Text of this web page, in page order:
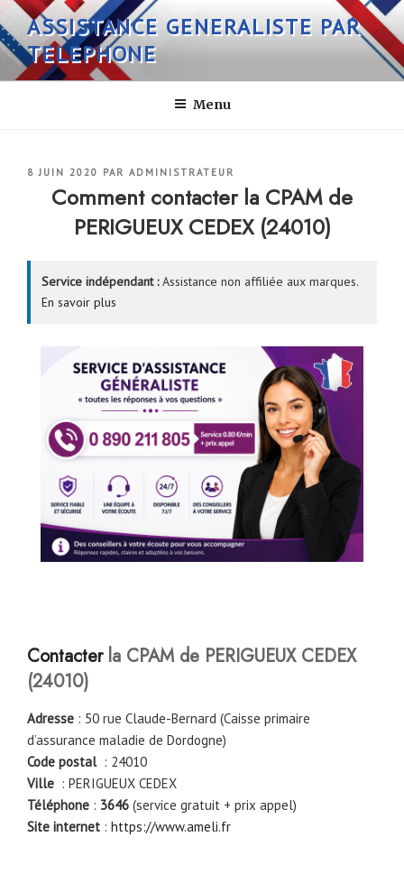
Aller
au
contenu
principal
ASSISTANCE GENERALISTE PAR
TELEPHONE
Menu
PUBLIÉ
8 JUIN 2020 PAR ADMINISTRATEUR
Comment contacter la CPAM de
PERIGUEUX CEDEX (24010)
Service indépendant :Assistance non affiliée aux marques.
En savoir plus
Contacterla CPAM de PERIGUEUX CEDEX
(24010)
Adresse : 50 rue Claude-Bernard (Caisse primaire
d’assurance maladie de Dordogne)
Code postal: 24010
Ville : PERIGUEUX CEDEX
Téléphone : 3646 (service gratuit + prix appel)
Site internet : https://www.ameli.fr